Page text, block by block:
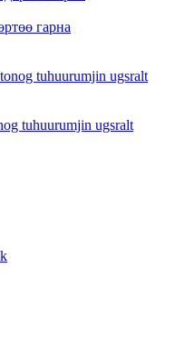
гарна
tuhuurumjin ugsralt